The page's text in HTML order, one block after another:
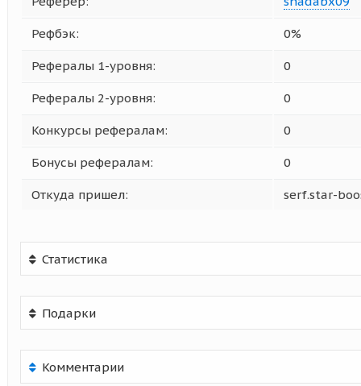
Рефбэк: 0%
Рефералы 1-уровня: 0
Рефералы 2-уровня: 0
Конкурсы рефералам: 0
Бонусы рефералам: 0
Откуда пришел: serf.star-
Статистика
Подарки
Комментарии